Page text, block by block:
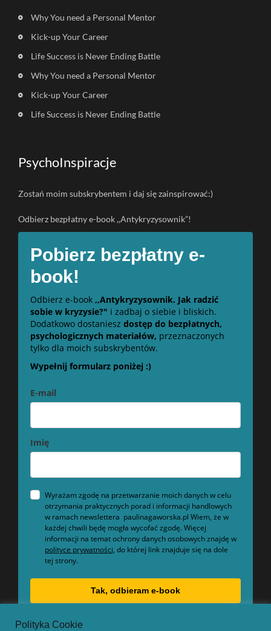
Why You need a Personal Mentor
Kick-up Your Career
Life Success is Never Ending Battle
Why You need a Personal Mentor
Kick-up Your Career
Life Success is Never Ending Battle
PsychoInspiracje
Zostań moim subskrybentem i daj się zainspirować:)
Odbierz bezpłatny e-book ,,Antykryzysownik”!
Pobierz bezpłatny e-
book!
Odbierz e-book ,,Antykryzysownik. Jak radzić
sobie w kryzysie?" i zadbaj o siebie i bliskich.
Dodatkowo dostaniesz dostęp do bezpłatnych,
psychologicznych materiałów, przeznaczonych
tylko dla moich subskrybentów.
Wypełnij formularz poniżej :)
E-mail
Imię
Wyrażam zgodę na przetwarzanie moich danych w celu
otrzymania praktycznych porad i informacji handlowych
w ramach newslettera paulinagaworska.pl Wiem, że w
każdej chwili będę mogła wycofać zgodę. Więcej
informacji na temat ochrony danych osobowych znajdę w
polityce prywatności, do której link znajduje się na dole
tej strony.
Tak, odbieram e-book
Polityka Cookie